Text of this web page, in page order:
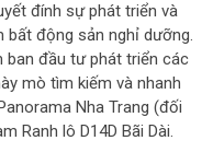
đính sự phát triển và
bất động sản nghỉ dưỡng.
ban đầu tư phát triển các
mò tìm kiếm và nhanh
Nha Trang (đối
Ranh lô D14D Bãi Dài.